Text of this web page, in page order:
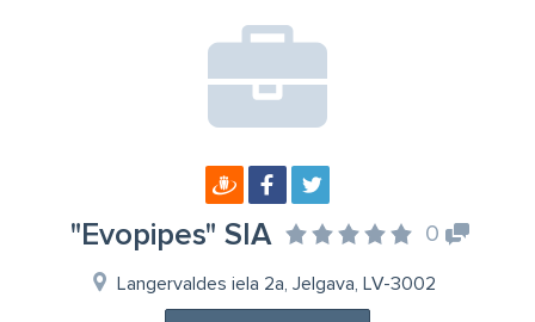
"Evopipes" SIA 0
Langervaldes iela 2a, Jelgava, LV-3002